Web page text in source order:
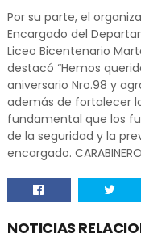
Por su parte, el
Encargado del
Liceo Bicentenario
destacó “Hemos
aniversario Nro.98 y
además de fortalecer
fundamental que los
de la seguridad y la
encargado.
NOTICIAS